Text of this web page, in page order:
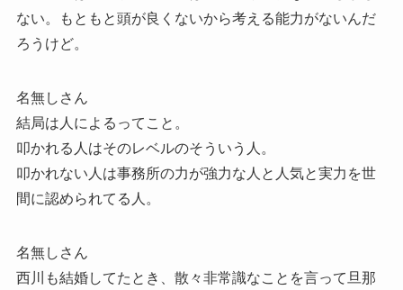
ない。もともと頭が良くないから考える能力がないんだ
ろうけど。
名無しさん
結局は人によるってこと。
叩かれる人はそのレベルのそういう人。
叩かれない人は事務所の力が強力な人と人気と実力を世
間に認められてる人。
名無しさん
西川も結婚してたとき、散々非常識なことを言って旦那